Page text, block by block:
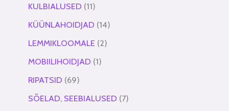
KULBIALUSED 11
KÜÜNLAHOIDJAD 14
LEMMIKLOOMALE 2
MOBIILIHOIDJAD 1
RIPATSID 69
SÕELAD, SEEBIALUSED 7